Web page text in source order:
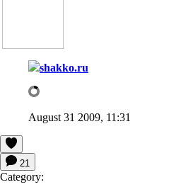
shakko.ru
August 31 2009, 11:31
21
Category: